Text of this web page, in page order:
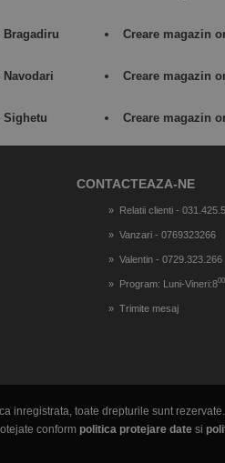
Bragadiru Creare magazin
Creare magazin
Sighetu
Creare magazin
CONTACTEAZA-NE
Relatii clienti -
Vanzari - 0769323266
Valentin - 0729.323.266
Program: Luni-Vineri:800
Trimite mesaj
inregistrata, toate drepturile sunt rezervate.
conform politica protejare date si